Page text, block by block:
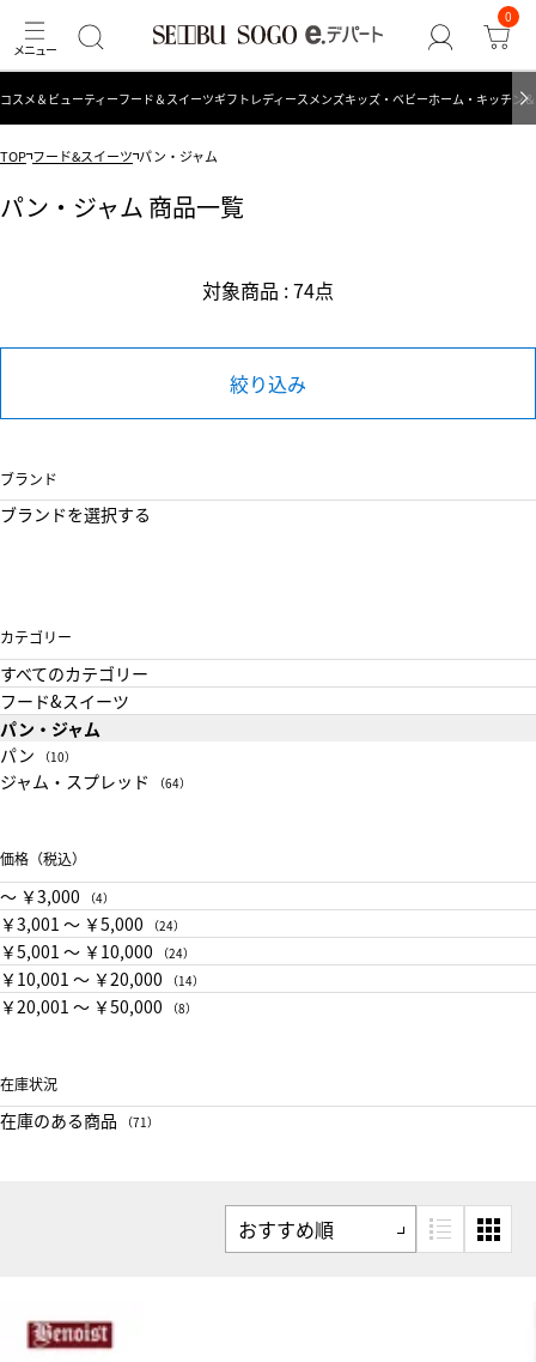
0
コスメ＆ビューティーフード＆スイーツギフト レディース メンズキッズ・ベビーホーム・キッチン
TOP フード&スイーツ パン・ジャム
パン・ジャム 商品一覧
対象商品 : 74点
絞り込み
ブランド
ブランドを選択する
カテゴリー
すべてのカテゴリー
フード&スイーツ
パン・ジャム
パン
（10）
ジャム・スプレッド （64）
価格（税込）
〜 ￥3,000 （4）
￥3,001 〜 ￥5,000 （24）
￥5,001 〜 ￥10,000 （24）
￥10,001 〜 ￥20,000 （14）
￥20,001 〜 ￥50,000 （8）
在庫状況
在庫のある商品 （71）